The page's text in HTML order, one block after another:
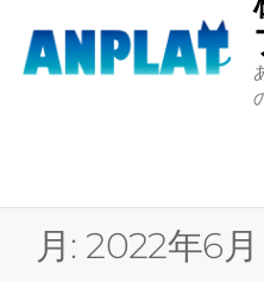
the
月: 2022年6月